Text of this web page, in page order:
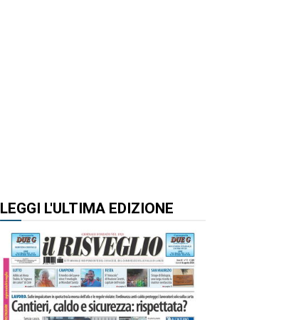
LEGGI L'ULTIMA EDIZIONE